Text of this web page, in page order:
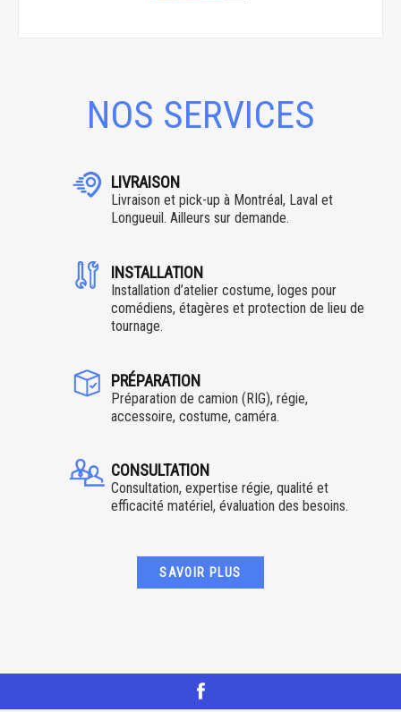
NOS SERVICES
LIVRAISON
Livraison et pick-up à Montréal, Laval et
Longueuil. Ailleurs sur demande.
INSTALLATION
Installation d’atelier costume, loges pour
comédiens, étagères et protection de lieu de
tournage.
PRÉPARATION
Préparation de camion (RIG), régie,
accessoire, costume, caméra.
CONSULTATION
Consultation, expertise régie, qualité et
efficacité matériel, évaluation des besoins.
SAVOIR PLUS